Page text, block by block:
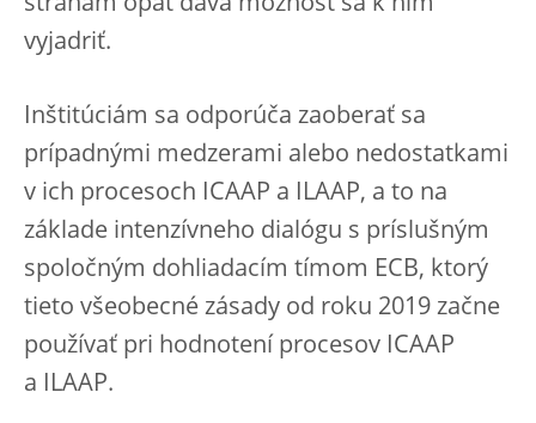
stranám opäť dáva možnosť sa k nim
vyjadriť.
Inštitúciám sa odporúča zaoberať sa
prípadnými medzerami alebo nedostatkami
v ich procesoch ICAAP a ILAAP, a to na
základe intenzívneho dialógu s príslušným
spoločným dohliadacím tímom ECB, ktorý
tieto všeobecné zásady od roku 2019 začne
používať pri hodnotení procesov ICAAP
a ILAAP.